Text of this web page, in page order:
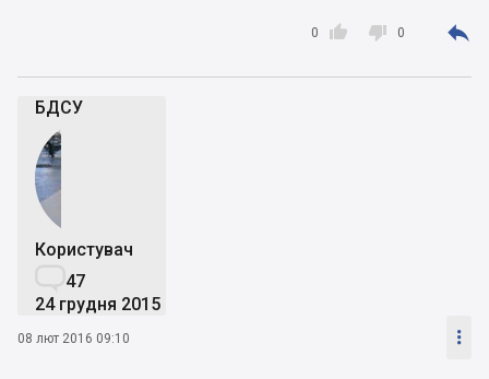

0  0 
БДСУ
Користувач
47
24 грудня 2015
08 лют 2016 09:10 